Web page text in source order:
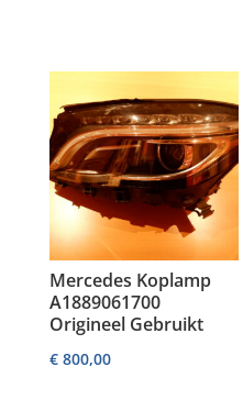
Mercedes Koplamp
A1889061700
Origineel Gebruikt
€800,00